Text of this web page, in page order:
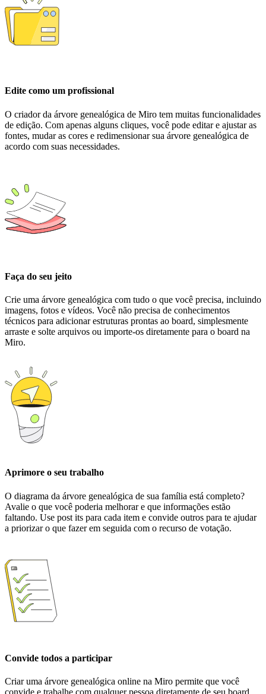
Edite como um profissional
O criador da árvore genealógica de Miro tem muitas funcionalidades
de edição. Com apenas alguns cliques, você pode editar e ajustar as
fontes, mudar as cores e redimensionar sua árvore genealógica de
acordo com suas necessidades.
Faça do seu jeito
Crie uma árvore genealógica com tudo o que você precisa, incluindo
imagens, fotos e vídeos. Você não precisa de conhecimentos
técnicos para adicionar estruturas prontas ao board, simplesmente
arraste e solte arquivos ou importe-os diretamente para o board na
Miro.
Aprimore o seu trabalho
O diagrama da árvore genealógica de sua família está completo?
Avalie o que você poderia melhorar e que informações estão
faltando. Use post its para cada item e convide outros para te ajudar
a priorizar o que fazer em seguida com o recurso de votação.
Convide todos a participar
Criar uma árvore genealógica online na Miro permite que você